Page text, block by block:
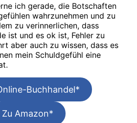
ich gerade, die Botschaften
wahrzunehmen und zu
zu verinnerlichen, dass
ist und es ok ist, Fehler zu
aber auch zu wissen, dass es
mein Schuldgefühl eine
Buchhandel*
Zu Amazon*